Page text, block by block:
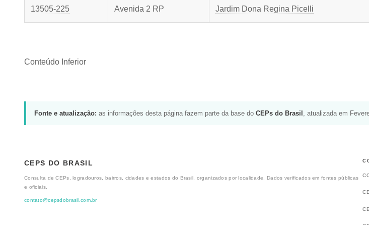
13505-225 Avenida 2 RP Jardim Dona Regina Picelli
Conteúdo Inferior
Fonte e atualização: as informações desta página fazem parte da base do CEPs do Brasil , atualizada em
CEPS DO BRASIL
Consulta de CEPs, logradouros, bairros, cidades e estados do Brasil, organizados por localidade. Dados verificados em fontes públicas
e oficiais.
contato@cepsdobrasil.com.br